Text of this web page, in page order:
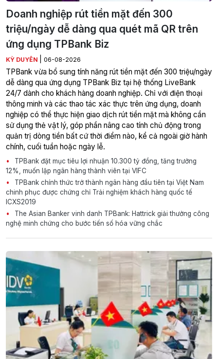
Doanh nghiệp rút tiền mặt đến 300
triệu/ngày dễ dàng qua quét mã QR trên
ứng dụng TPBank Biz
KỲ DUYÊN 06-08-2026
TPBank vừa bổ sung tính năng rút tiền mặt đến 300 triệu/ngày
dễ dàng qua ứng dụng TPBank Biz tại hệ thống LiveBank
24/7 dành cho khách hàng doanh nghiệp. Chỉ với điện thoại
thông minh và các thao tác xác thực trên ứng dụng, doanh
nghiệp có thể thực hiện giao dịch rút tiền mặt mà không cần
sử dụng thẻ vật lý, góp phần nâng cao tính chủ động trong
quản trị dòng tiền bất cứ thời điểm nào, kể cả ngoài giờ hành
chính, cuối tuần hoặc ngày lễ.
TPBank đặt mục tiêu lợi nhuận 10.300 tỷ đồng, tăng trưởng
12%, muốn lập ngân hàng thành viên tại VIFC
TPBank chính thức trở thành ngân hàng đầu tiên tại Việt Nam
chinh phục được chứng chỉ Trải nghiệm khách hàng quốc tế
ICXS2019
The Asian Banker vinh danh TPBank: Hattrick giải thưởng công
nghệ minh chứng cho bước tiến số hóa vững chắc